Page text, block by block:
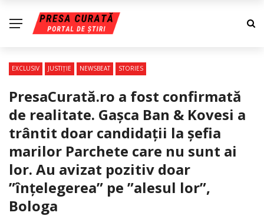
EXCLUSIV JUSTIŢIE NEWSBEAT STORIES
PresaCurată.ro a fost confirmată
de realitate. Gașca Ban & Kovesi a
trântit doar candidații la șefia
marilor Parchete care nu sunt ai
lor. Au avizat pozitiv doar
”înțelegerea” pe ”alesul lor”,
Bologa